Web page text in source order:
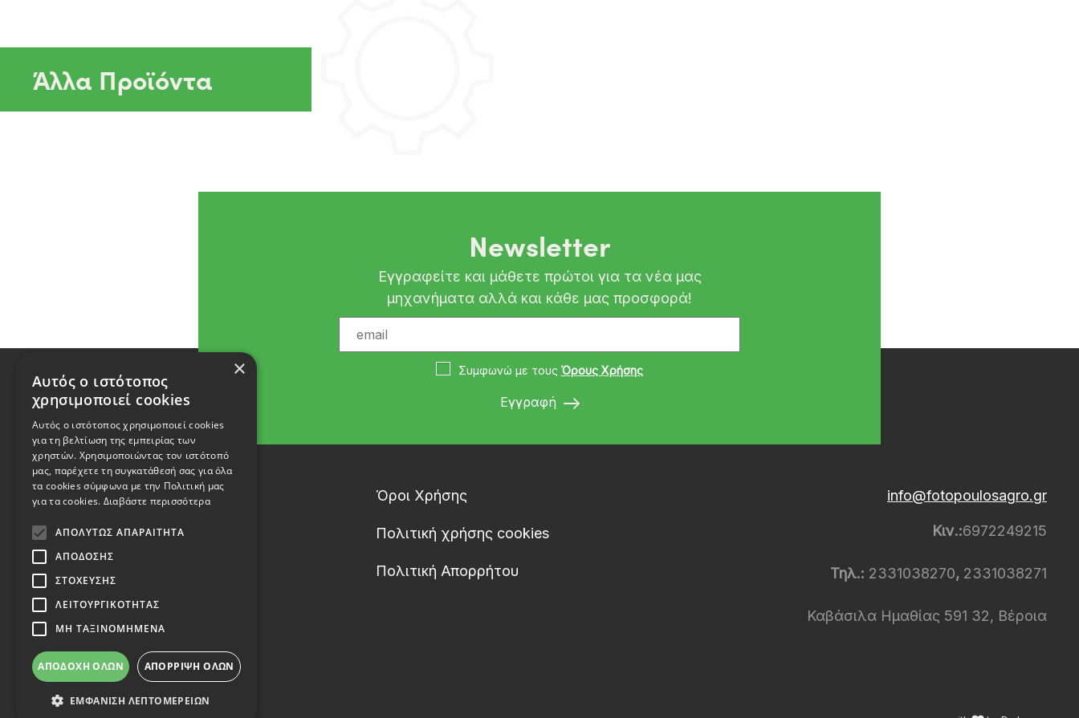
Άλλα Προϊόντα
Newsletter
Εγγραφείτε και μάθετε πρώτοι για τα νέα μας
μηχανήματα αλλά και κάθε μας προσφορά!
Συμφωνώ με τους Όρους Χρήσης
Εγγραφή
Όροι Χρήσης
Πολιτική χρήσης cookies
Πολιτική Απορρήτου
info@fotopoulosagro.gr
Κιν.:6972249215
Τηλ.: 2331038270, 2331038271
Καβάσιλα Ημαθίας 591 32, Βέροια
×
Αυτός ο ιστότοπος
χρησιμοποιεί cookies
Αυτός ο ιστότοπος χρησιμοποιεί cookies
για τη βελτίωση της εμπειρίας των
χρηστών. Χρησιμοποιώντας τον ιστότοπό
μας, παρέχετε τη συγκατάθεσή σας για όλα
τα cookies σύμφωνα με την Πολιτική μας
για τα cookies. Διαβάστε περισσότερα
ΑΠΟΛΎΤΩΣ ΑΠΑΡΑΊΤΗΤΑ
ΑΠΌΔΟΣΗΣ
ΣΤΌΧΕΥΣΗΣ
ΛΕΙΤΟΥΡΓΙΚΌΤΗΤΑΣ
ΜΗ ΤΑΞΙΝΟΜΗΜΈΝΑ
ΑΠΟΔΟΧΉ ΌΛΩΝ ΑΠΌΡΡΙΨΗ ΌΛΩΝ
ΕΜΦΆΝΙΣΗ ΛΕΠΤΟΜΕΡΕΙΏΝ